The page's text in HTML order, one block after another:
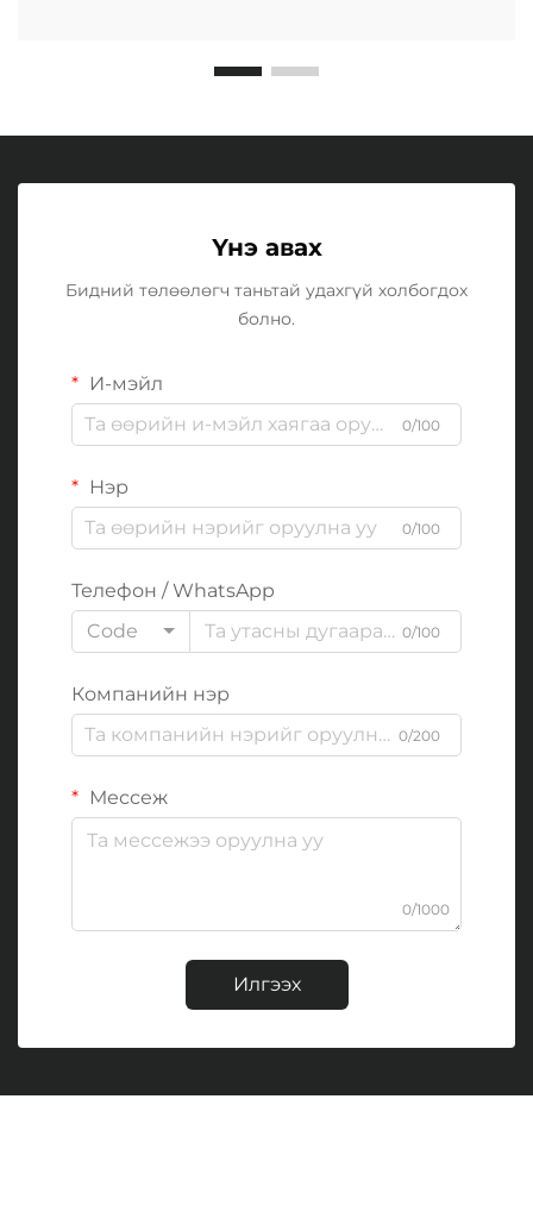
Үнэ авах
Бидний төлөөлөгч таньтай удахгүй холбогдох
болно.
И-мэйл
0/100
Нэр
0/100
Телефон / WhatsApp
Code
0/100
Компанийн нэр
0/200
Мессеж
0/1000
Илгээх